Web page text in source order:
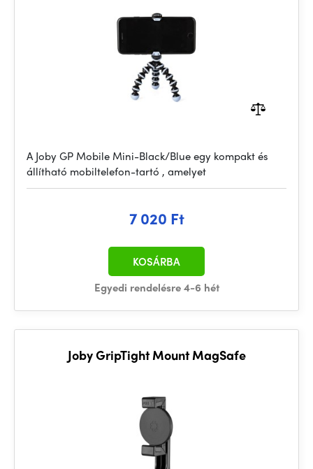
A Joby GP Mobile Mini-Black/Blue egy kompakt és
állítható mobiltelefon-tartó , amelyet
7 020 Ft
Egyedi rendelésre 4-6 hét
KOSÁRBA
Joby GripTight Mount MagSafe